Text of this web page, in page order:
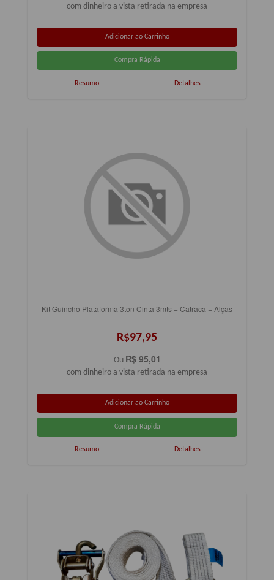
com dinheiro a vista retirada na empresa
Resumo Detalhes
Kit Guincho Plataforma 3ton Cinta 3mts + Catraca + Alças
R$97,95
Ou R$ 95,01
com dinheiro a vista retirada na empresa
Resumo Detalhes